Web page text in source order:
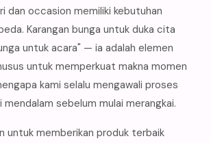
dan occasion memiliki kebutuhan
Karangan bunga untuk duka cita
untuk acara" — ia adalah elemen
untuk memperkuat makna momen
kami selalu mengawali proses
sebelum mulai merangkai.
untuk memberikan produk terbaik